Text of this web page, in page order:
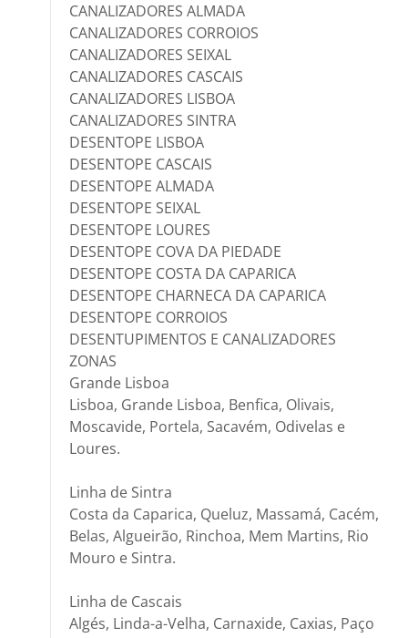
CANALIZADORES ALMADA
CANALIZADORES CORROIOS
CANALIZADORES SEIXAL
CANALIZADORES CASCAIS
CANALIZADORES LISBOA
CANALIZADORES SINTRA
DESENTOPE LISBOA
DESENTOPE CASCAIS
DESENTOPE ALMADA
DESENTOPE SEIXAL
DESENTOPE LOURES
DESENTOPE COVA DA PIEDADE
DESENTOPE COSTA DA CAPARICA
DESENTOPE CHARNECA DA CAPARICA
DESENTOPE CORROIOS
DESENTUPIMENTOS E CANALIZADORES
ZONAS
Grande Lisboa
Lisboa, Grande Lisboa, Benfica, Olivais,
Moscavide, Portela, Sacavém, Odivelas e
Loures.
Linha de Sintra
Costa da Caparica, Queluz, Massamá, Cacém,
Belas, Algueirão, Rinchoa, Mem Martins, Rio
Mouro e Sintra.
Linha de Cascais
Algés, Linda-a-Velha, Carnaxide, Caxias, Paço